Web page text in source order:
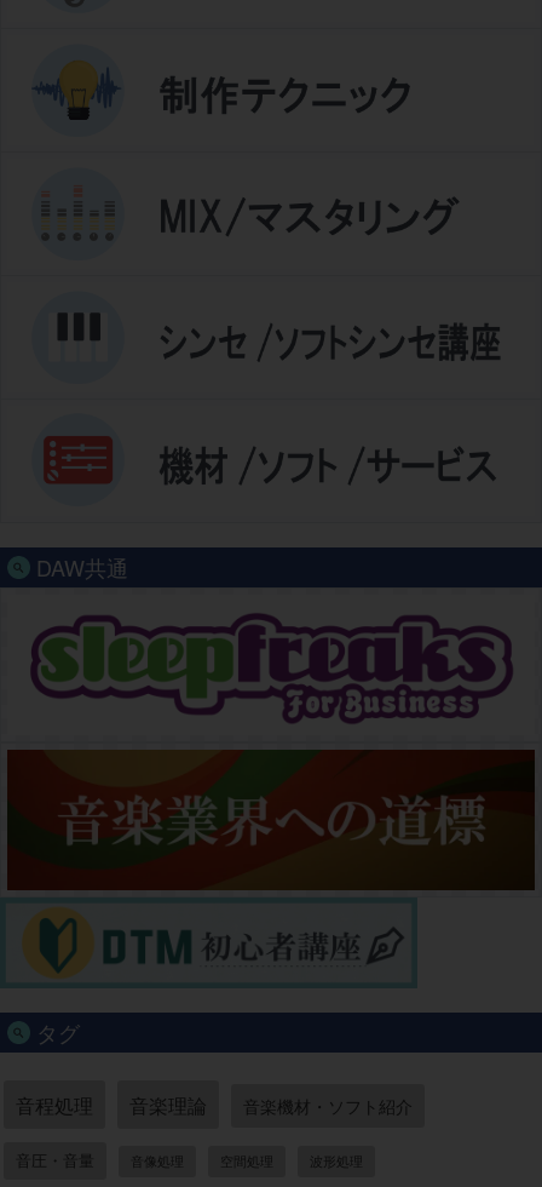
DAW共通
タグ
音程処理 音楽理論 音楽機材・ソフト紹介
音圧・音量 音像処理 空間処理 波形処理